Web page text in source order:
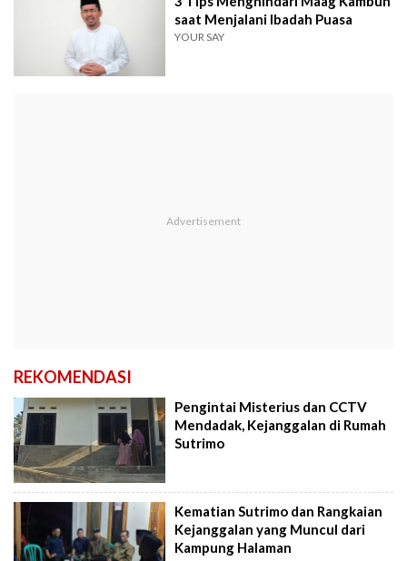
saat Menjalani Ibadah Puasa
YOUR SAY
REKOMENDASI
Pengintai Misterius dan CCTV
Mendadak, Kejanggalan di Rumah
Sutrimo
Kematian Sutrimo dan Rangkaian
Kejanggalan yang Muncul dari
Kampung Halaman